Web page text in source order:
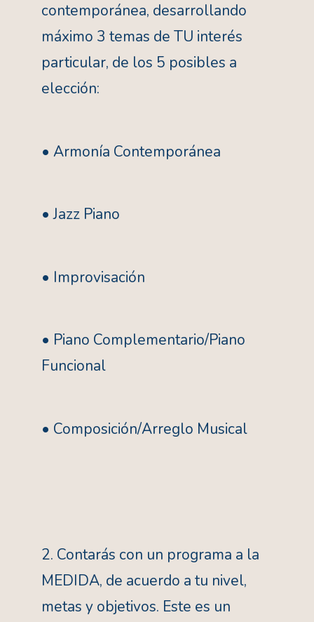
contemporánea, desarrollando
máximo 3 temas de TU interés
particular, de los 5 posibles a
elección:
• Armonía Contemporánea
• Jazz Piano
• Improvisación
• Piano Complementario/Piano
Funcional
• Composición/Arreglo Musical
2. Contarás con un programa a la
MEDIDA, de acuerdo a tu nivel,
metas y objetivos. Este es un